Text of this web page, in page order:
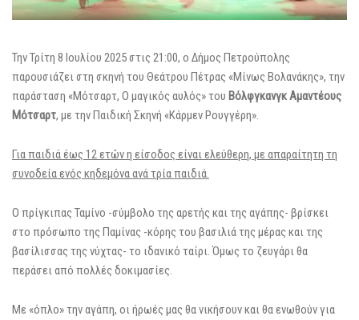
Την Τρίτη 8 Ιουλίου 2025 στις 21:00, ο Δήμος Πετρούπολης
παρουσιάζει στη σκηνή του Θεάτρου Πέτρας «Μίνως Βολανάκης», την
παράσταση «Μότσαρτ, Ο μαγικός αυλός» του Βόλφγκανγκ Αμαντέους
Μότσαρτ, με την Παιδική Σκηνή «Κάρμεν Ρουγγέρη».
Για παιδιά έως 12 ετών η είσοδος είναι ελεύθερη, με απαραίτητη τη
συνοδεία ενός κηδεμόνα ανά τρία παιδιά.
Ο πρίγκιπας Ταμίνο -σύμβολο της αρετής και της αγάπης- βρίσκει
στο πρόσωπο της Παμίνας -κόρης του βασιλιά της μέρας και της
βασίλισσας της νύχτας- το ιδανικό ταίρι. Όμως το ζευγάρι θα
περάσει από πολλές δοκιμασίες.
Με «όπλο» την αγάπη, οι ήρωές μας θα νικήσουν και θα ενωθούν για